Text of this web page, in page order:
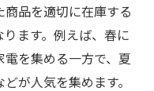
品を適切に在庫する
ます。例えば、春に
を集める一方で、夏
が人気を集めます。